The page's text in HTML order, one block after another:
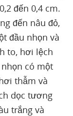
đến 0,4 cm.
đến nâu đỏ,
đầu nhọn và
to, hơi lệch
có một
thẫm và
dọc tương
trắng và